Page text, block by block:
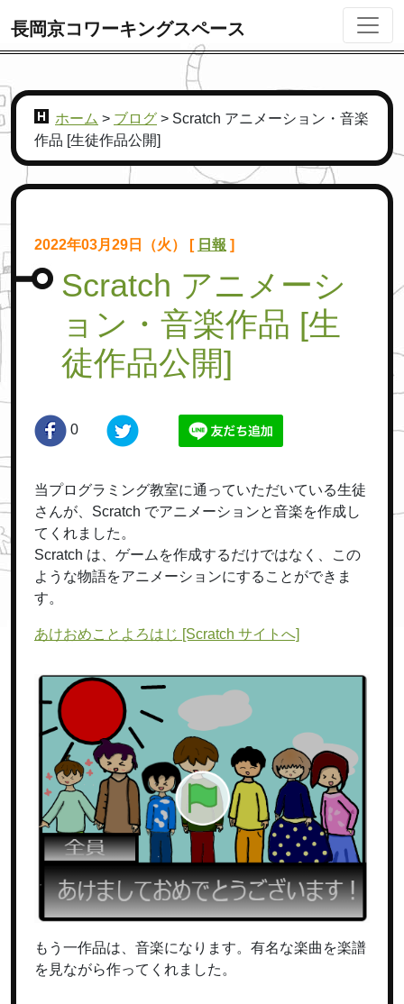
長岡京コワーキングスペース
ホーム > ブログ > Scratch アニメーション・音楽
作品 [生徒作品公開]
2022年03月29日（火） [ 日報 ]
Scratch アニメーシ
ョン・音楽作品 [生
徒作品公開]
0
当プログラミング教室に通っていただいている生徒
さんが、Scratch でアニメーションと音楽を作成し
てくれました。
Scratch は、ゲームを作成するだけではなく、この
ような物語をアニメーションにすることができま
す。
あけおめことよろはじ [Scratch サイトへ]
もう一作品は、音楽になります。有名な楽曲を楽譜
を見ながら作ってくれました。